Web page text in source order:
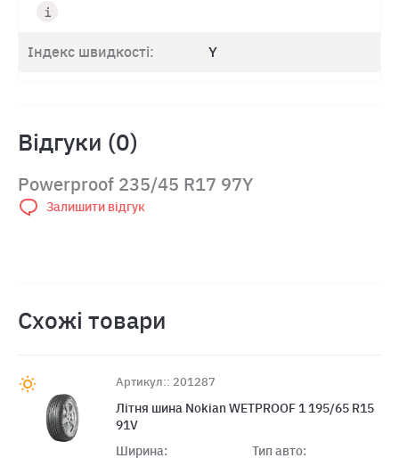
Індекс швидкості: Y
Відгуки (0)
Powerproof 235/45 R17 97Y
Залишити відгук
Схожі товари
Артикул:: 201287
Літня шина Nokian WETPROOF 1 195/65 R15
91V
Ширина:
Тип авто: